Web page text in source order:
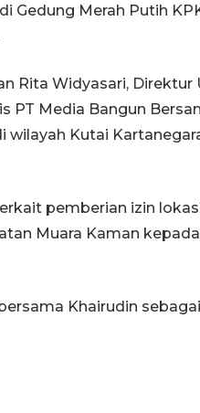
Gedung Merah Putih
Rita Widyasari, Direktur
PT Media Bangun
wilayah Kutai
pemberian izin
Muara Kaman
Khairudin sebagai